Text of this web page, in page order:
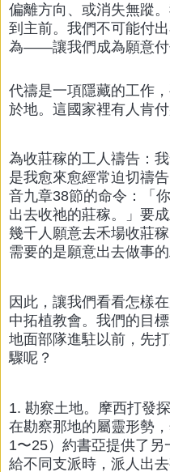
偏離方向、或消失無蹤
到主前。我們不可能付
為――讓我們成為願意付
代禱是一項隱藏的工作
於地。這國家裡有人肯
為收莊稼的工人禱告：
是我愈來愈經常迫切禱
音九章38節的命令：「
出去收祂的莊稼。」要
幾千人願意去禾場收莊
需要的是願意出去做事的
因此，讓我們看看怎樣
中拓植教會。我們的目
地面部隊進駐以前，先
驟呢？
1. 勘察土地。摩西打發
在勘察那地的屬靈形勢
1〜25）約書亞提供了
給不同支派時，派人出